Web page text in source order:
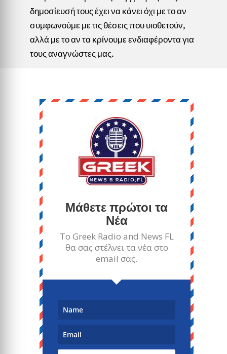
δημοσίευσή τους έχει να κάνει όχι με το αν
συμφωνούμε με τις θέσεις που υιοθετούν,
αλλά με το αν τα κρίνουμε ενδιαφέροντα για
τους αναγνώστες μας.
Μάθετε πρώτοι τα
Νέα
Το Greek Radio and News FL
θα σας στέλνει τα νέα στο
email σας.